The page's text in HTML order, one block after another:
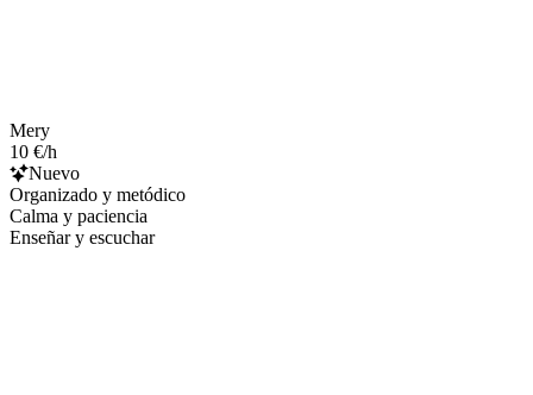
Mery
10 €/h
Nuevo
Organizado y metódico
Calma y paciencia
Enseñar y escuchar